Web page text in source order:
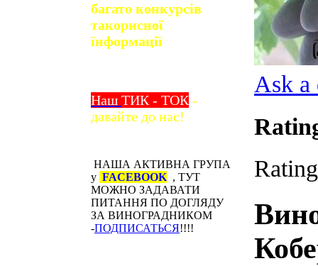
багато конкурсів
такорисної
їнформації
Наш ТИК - ТОК -
давайте до нас!
НАША АКТИВНА ГРУПА
у FACEBOOK, ТУТ
МОЖНО ЗАДАВАТИ
ПИТАННЯ ПО ДОГЛЯДУ
ЗА ВИНОГРАДНИКОМ
-ПОДПИСАТЬСЯ!!!!
Ask a